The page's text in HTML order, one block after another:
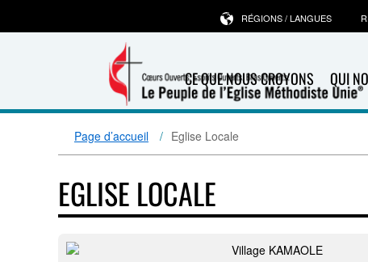
CE QUE NOUS CROYONS QUI
RÉGIONS / LANGUES
Page d’accueil Eglise Locale
EGLISE LOCALE
Village KAMAOLE